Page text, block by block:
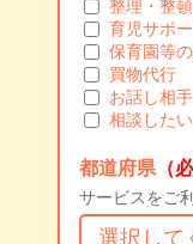
整理・整頓
育児サポ
保育園等
買物代行
お話し相手
相談した
都道府県 （
サービスをご